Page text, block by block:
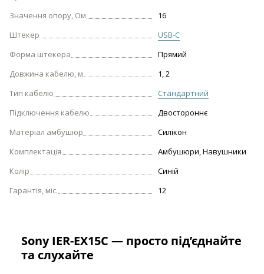
Значення опору, Ом
16
Штекер
USB-С
Форма штекера
Прямий
Довжина кабелю, м
1, 2
Тип кабелю
Стандартний
Підключення кабелю
Двостороннє
Матеріал амбушюр
Силікон
Комплектація
Амбушюри, Навушники
Колір
Синій
Гарантія, міс.
12
Sony IER-EX15C — просто під’єднайте
та слухайте